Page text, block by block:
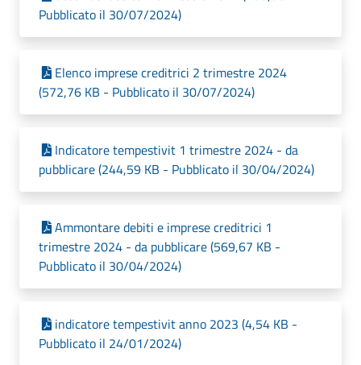
Pubblicato il 30/07/2024)
Elenco imprese creditrici 2 trimestre 2024
(572,76 KB - Pubblicato il 30/07/2024)
Indicatore tempestivit 1 trimestre 2024 - da
pubblicare (244,59 KB - Pubblicato il 30/04/2024)
Ammontare debiti e imprese creditrici 1
trimestre 2024 - da pubblicare (569,67 KB -
Pubblicato il 30/04/2024)
indicatore tempestivit anno 2023 (4,54 KB -
Pubblicato il 24/01/2024)